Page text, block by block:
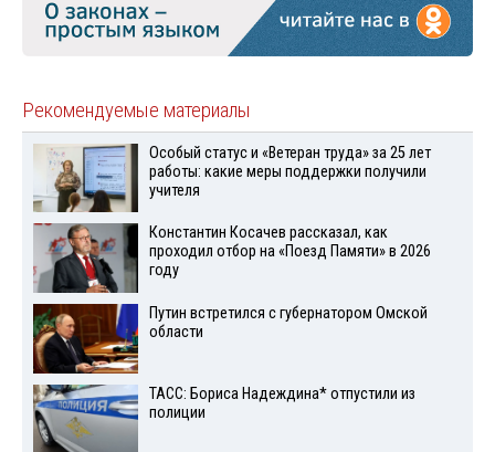
Рекомендуемые материалы
Особый статус и «Ветеран труда» за 25 лет
работы: какие меры поддержки получили
учителя
Константин Косачев рассказал, как
проходил отбор на «Поезд Памяти» в 2026
году
Путин встретился с губернатором Омской
области
ТАСС: Бориса Надеждина* отпустили из
полиции